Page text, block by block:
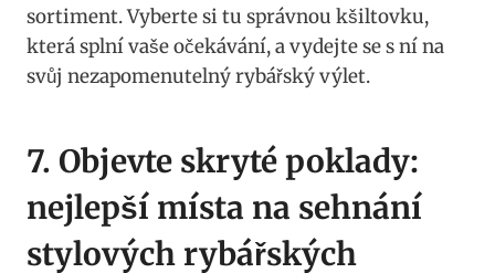
sortiment. Vyberte si tu ​správnou kšiltovku,
která splní vaše ‌očekávání, a vydejte se s ní na
svůj nezapomenutelný rybářský výlet.
7. Objevte skryté poklady:
nejlepší místa na sehnání
stylových rybářských